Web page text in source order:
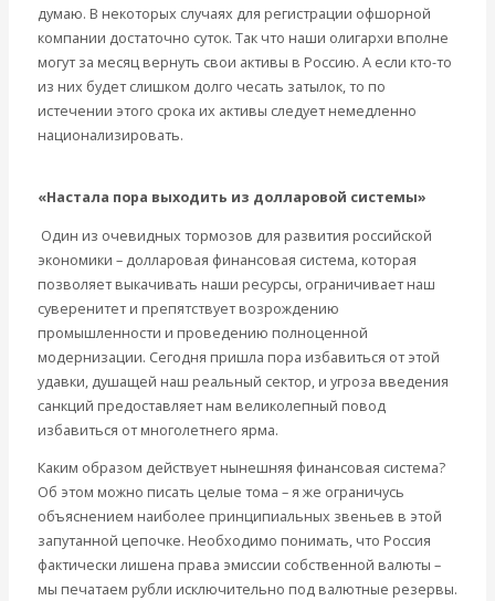
думаю. В некоторых случаях для регистрации офшорной
компании достаточно суток. Так что наши олигархи вполне
могут за месяц вернуть свои активы в Россию. А если кто-то
из них будет слишком долго чесать затылок, то по
истечении этого срока их активы следует немедленно
национализировать.
«Настала пора выходить из долларовой системы»
Один из очевидных тормозов для развития российской
экономики – долларовая финансовая система, которая
позволяет выкачивать наши ресурсы, ограничивает наш
суверенитет и препятствует возрождению
промышленности и проведению полноценной
модернизации. Сегодня пришла пора избавиться от этой
удавки, душащей наш реальный сектор, и угроза введения
санкций предоставляет нам великолепный повод
избавиться от многолетнего ярма.
Каким образом действует нынешняя финансовая система?
Об этом можно писать целые тома – я же ограничусь
объяснением наиболее принципиальных звеньев в этой
запутанной цепочке. Необходимо понимать, что Россия
фактически лишена права эмиссии собственной валюты –
мы печатаем рубли исключительно под валютные резервы.